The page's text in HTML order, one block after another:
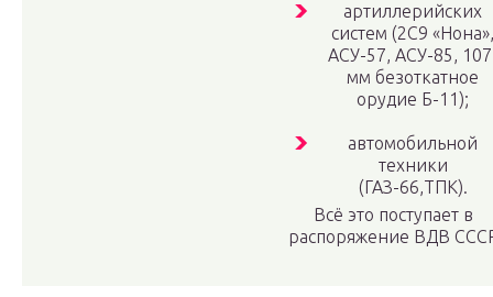
артиллерийских
систем (2С9 «Нона»,
АСУ-57, АСУ-85,
мм безоткатное
орудие Б-11);
автомобильной
техники
(ГАЗ-66,ТПК).
Всё это поступает в
распоряжение ВДВ